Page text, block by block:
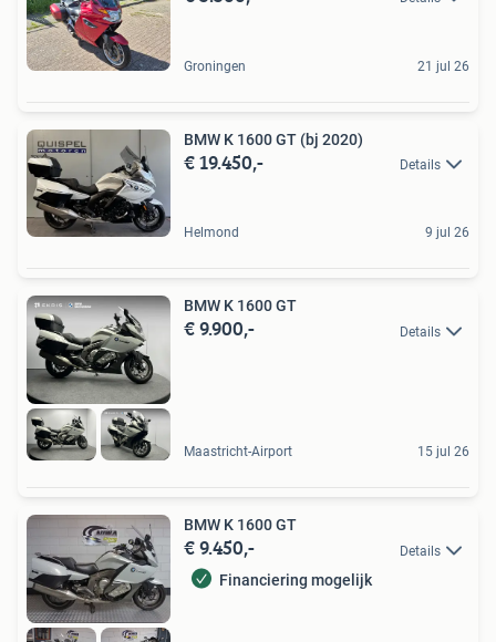
Groningen 21 jul 26
BMW K 1600 GT (bj 2020)
€ 19.450,- Details
Helmond 9 jul 26
BMW K 1600 GT
€ 9.900,- Details
Maastricht-Airport 15 jul 26
BMW K 1600 GT
€ 9.450,- Details
Financiering mogelijk